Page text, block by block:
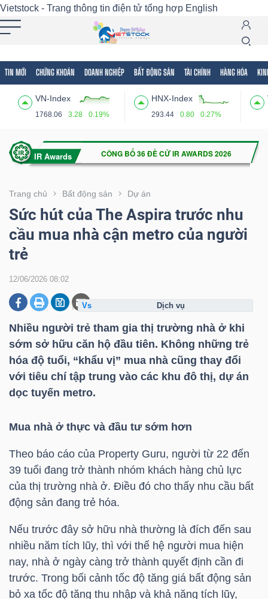
Vietstock - Trang thông tin điện tử tổng hợp English
TIN MỚI CHỨNG KHOÁN DOANH NGHIỆP BẤT ĐỘNG SẢN TÀI CHÍNH HÀNG HÓA
VN-Index
1768.06 3.28 0.19%
HNX-Index
293.44 0.80 0.27%
Trang chủ Bất động sản Dự án
Sức hút của The Aspira trước nhu
cầu mua nhà cận metro của người
trẻ
12/06/2026 08:02
Nhiều người trẻ tham gia thị trường nhà ở khi
sớm sở hữu căn hộ đầu tiên. Không những trẻ
hóa độ tuổi, “khẩu vị” mua nhà cũng thay đổi
với tiêu chí tập trung vào các khu đô thị, dự án
dọc tuyến metro.
Mua nhà ở thực và đầu tư sớm hơn
Theo báo cáo của Property Guru, người từ 22 đến
39 tuổi đang trở thành nhóm khách hàng chủ lực
của thị trường nhà ở. Điều đó cho thấy nhu cầu bất
động sản đang trẻ hóa.
Nếu trước đây sở hữu nhà thường là đích đến sau
nhiều năm tích lũy, thì với thế hệ người mua hiện
nay, nhà ở ngày càng trở thành quyết định cần đi
trước. Trong bối cảnh tốc độ tăng giá bất động sản
bỏ xa tốc độ tăng thu nhập và khả năng tích lũy,
dịch vụ
Tất cả Tính năng Ngành Mã chứng khoán
Tính
(-)
VIETSTOCK
CHỨNG
KHOÁN
DOANH
NGHIỆP
BẤT
ĐỘNG
TÀI
CHÍNH
HÀNG
HÓA